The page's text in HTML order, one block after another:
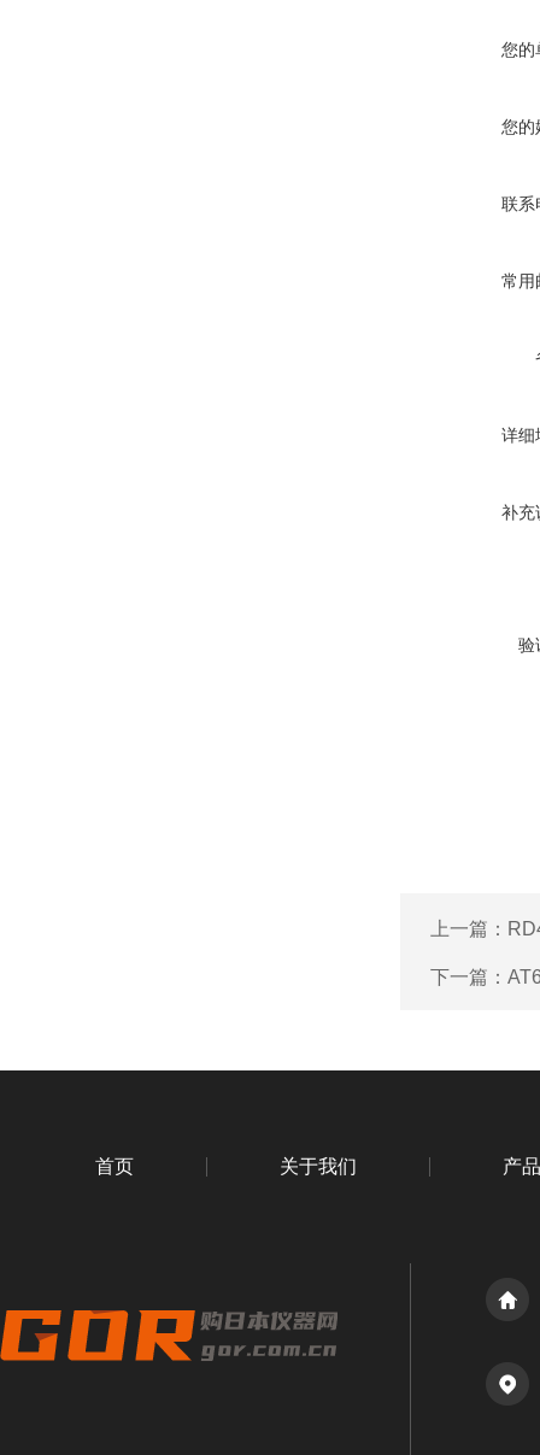
您的
您的
联系
常用
详细
补充
验
上一篇：
下一篇：
首页 关于我们 产